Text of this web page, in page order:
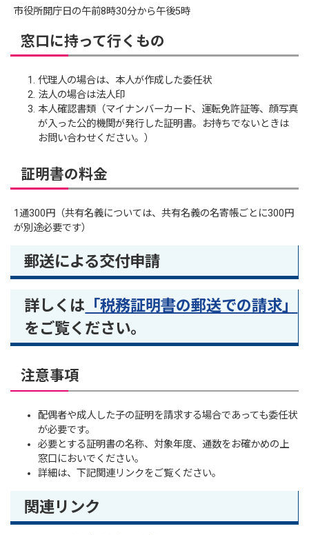
市役所開庁日の午前8時30分から午後5時
窓口に持って行くもの
代理人の場合は、本人が作成した委任状
法人の場合は法人印
本人確認書類（マイナンバーカード、運転免許証等、顔写真
が入った公的機関が発行した証明書。お持ちでないときは
お問い合わせください。）
証明書の料金
1通300円（共有名義については、共有名義の名寄帳ごとに300円
が別途必要です）
郵送による交付申請
詳しくは 「税務証明書の郵送での請求」
をご覧ください。
注意事項
配偶者や成人した子の証明を請求する場合であっても委任状
が必要です。
必要とする証明書の名称、対象年度、通数をお確かめの上
窓口においでください。
詳細は、下記関連リンクをご覧ください。
関連リンク